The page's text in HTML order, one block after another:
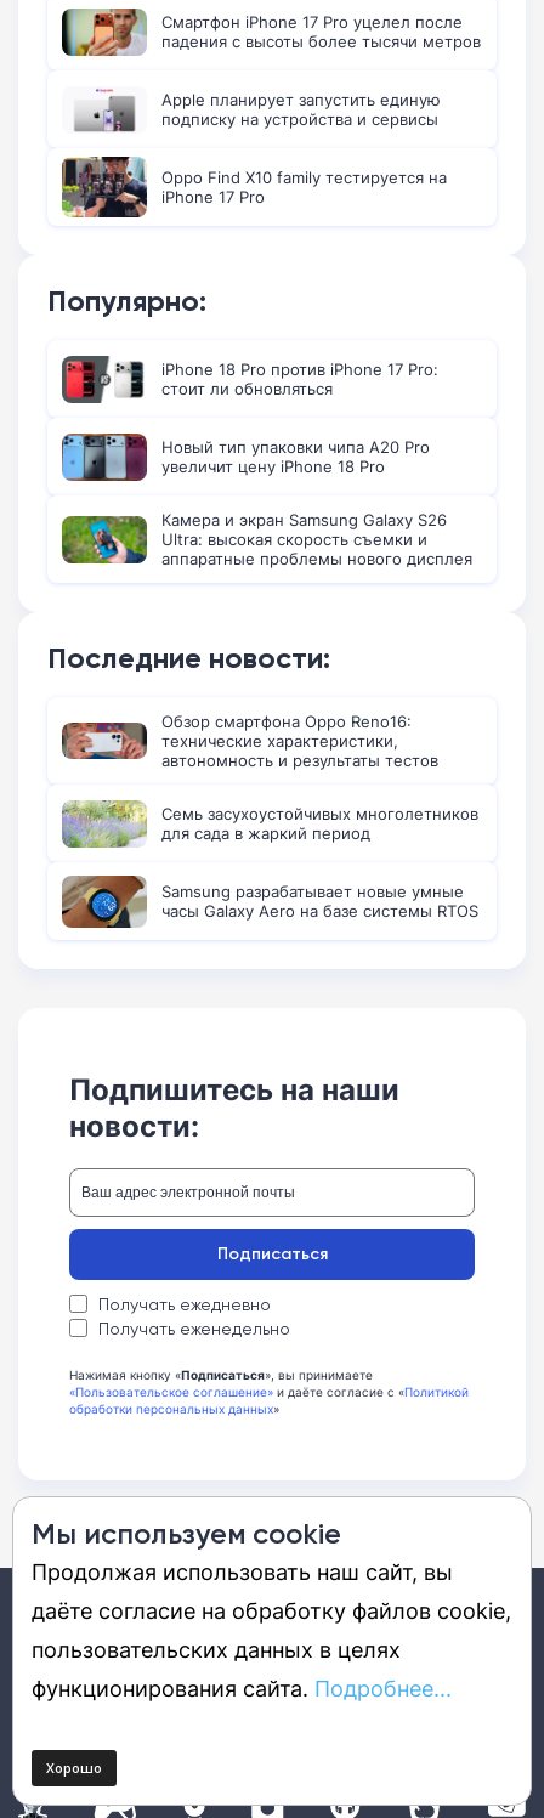
Смартфон iPhone 17 Pro уцелел после
падения с высоты более тысячи метров
Apple планирует запустить единую
подписку на устройства и сервисы
Oppo Find X10 family тестируется на
iPhone 17 Pro
Популярно:
iPhone 18 Pro против iPhone 17 Pro:
стоит ли обновляться
Новый тип упаковки чипа A20 Pro
увеличит цену iPhone 18 Pro
Камера и экран Samsung Galaxy S26
Ultra: высокая скорость съемки и
аппаратные проблемы нового дисплея
Последние новости:
Обзор смартфона Oppo Reno16:
технические характеристики,
автономность и результаты тестов
Семь засухоустойчивых многолетников
для сада в жаркий период
Samsung разрабатывает новые умные
часы Galaxy Aero на базе системы RTOS
Подпишитесь на наши
новости:
Получать ежедневно
Получать еженедельно
Подписаться
Нажимая кнопку «Подписаться», вы принимаете
«Пользовательское соглашение» и даёте согласие с «Политикой
обработки персональных данных»
DGL.RU – это портал о будущем, которое уже наступило. Мы
определяют наше цифровое настоящее и будущее.
12+
Мы используем cookie
Продолжая использовать наш сайт, вы
даёте согласие на обработку файлов cookie,
пользовательских данных в целях
функционирования сайта. Подробнее...